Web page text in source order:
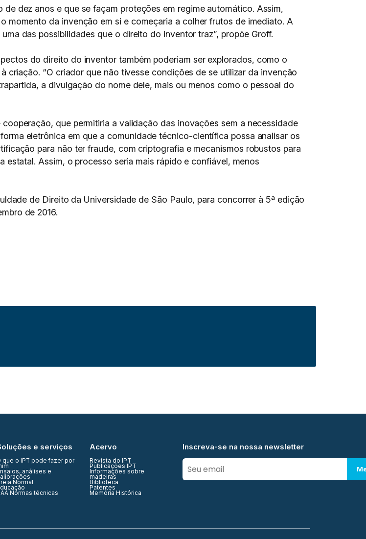
dez anos e que se façam proteções em regime automático. Assim,
momento da invenção em si e começaria a colher frutos de imediato. A
das possibilidades que o direito do inventor traz”, propõe Groff.
do direito do inventor também poderiam ser explorados, como o
criação. “O criador que não tivesse condições de se utilizar da invenção
a divulgação do nome dele, mais ou menos como o pessoal do
que permitiria a validação das inovações sem a necessidade
eletrônica em que a comunidade técnico-científica possa analisar os
para não ter fraude, com criptografia e mecanismos robustos para
Assim, o processo seria mais rápido e confiável, menos
de Direito da Universidade de São Paulo, para concorrer à 5ª edição
de 2016.
e serviços
que o IPT pode fazer por
análises e
Normal
Normas técnicas
Acervo
Revista do IPT
Publicações IPT
Informações sobre
madeiras
Biblioteca
Patentes
Memória Histórica
Inscreva-se na nossa newsletter